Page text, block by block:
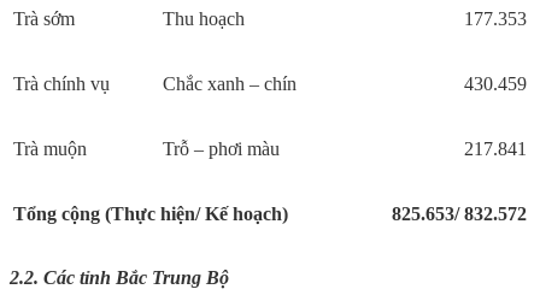
Trà sớm Thu hoạch 177.353
Trà chính vụ Chắc xanh – chín 430.459
Trà muộn Trỗ – phơi màu 217.841
Tổng cộng (Thực hiện/ Kế hoạch) 825.653/ 832.572
2.2. Các tỉnh Bắc Trung Bộ